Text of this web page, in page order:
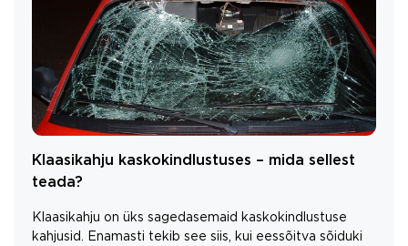
Klaasikahju kaskokindlustuses – mida sellest
teada?
Klaasikahju on üks sagedasemaid kaskokindlustuse
kahjusid. Enamasti tekib see siis, kui eessõitva sõiduki